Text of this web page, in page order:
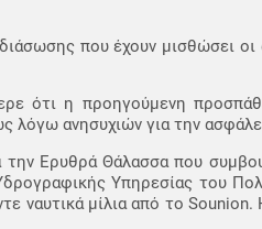
που έχουν μισθώσει οι
ότι η προηγούμενη
λόγω ανησυχιών για την
την Ερυθρά Θάλασσα που
Υπηρεσίας του
ναυτικά μίλια από το